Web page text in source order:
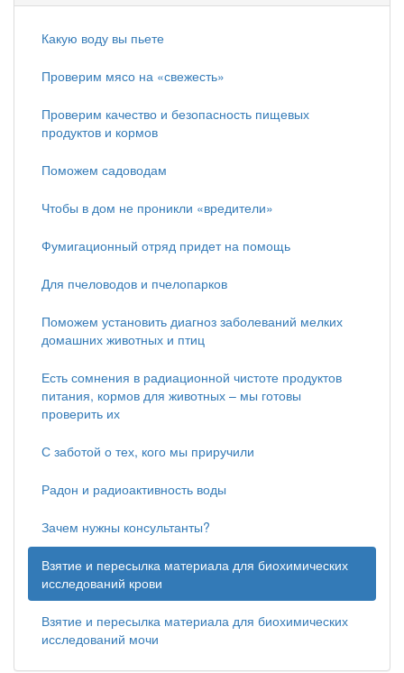
Какую воду вы пьете
Проверим мясо на «свежесть»
Проверим качество и безопасность пищевых
продуктов и кормов
Поможем садоводам
Чтобы в дом не проникли «вредители»
Фумигационный отряд придет на помощь
Для пчеловодов и пчелопарков
Поможем установить диагноз заболеваний мелких
домашних животных и птиц
Есть сомнения в радиационной чистоте продуктов
питания, кормов для животных – мы готовы
проверить их
С заботой о тех, кого мы приручили
Радон и радиоактивность воды
Зачем нужны консультанты?
Взятие и пересылка материала для биохимических
исследований крови
Взятие и пересылка материала для биохимических
исследований мочи